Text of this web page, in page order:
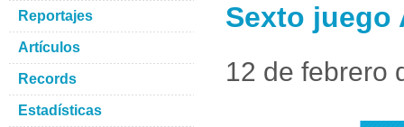
Sexto juego
12 de febrero
Reportajes
Artículos
Records
Estadísticas